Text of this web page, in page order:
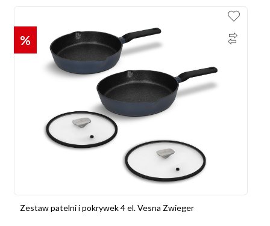
%
Zestaw patelni i pokrywek 4 el. Vesna Zwieger